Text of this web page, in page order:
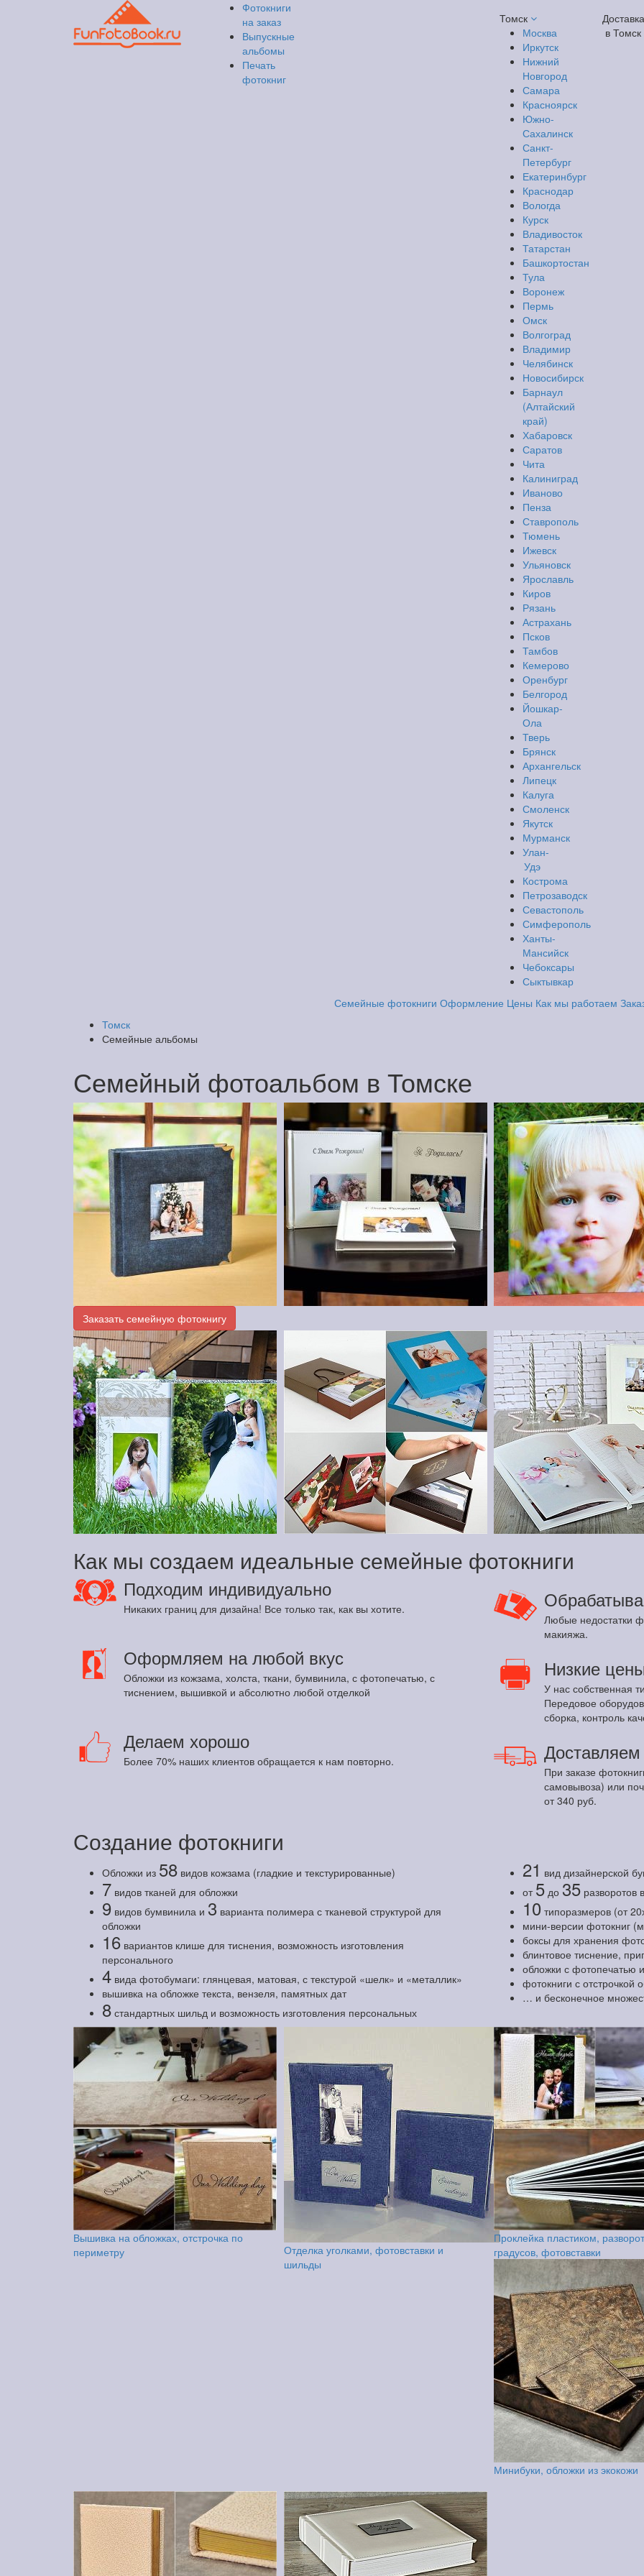
Фотокниги
на заказ
Выпускные
альбомы
Печать
фотокниг
Томск
Москва
Иркутск
Нижний
Новгород
Самара
Красноярск
Южно-
Сахалинск
Санкт-
Петербург
Екатеринбург
Краснодар
Вологда
Курск
Владивосток
Татарстан
Башкортостан
Тула
Воронеж
Пермь
Омск
Волгоград
Владимир
Челябинск
Новосибирск
Барнаул
(Алтайский
край)
Хабаровск
Саратов
Чита
Калиниград
Иваново
Пенза
Ставрополь
Тюмень
Ижевск
Ульяновск
Ярославль
Киров
Рязань
Астрахань
Псков
Тамбов
Кемерово
Оренбург
Белгород
Йошкар-
Ола
Тверь
Брянск
Архангельск
Липецк
Калуга
Смоленск
Якутск
Мурманск
Улан-
Удэ
Кострома
Петрозаводск
Севастополь
Симферополь
Ханты-
Мансийск
Чебоксары
Сыктывкар
Доставка
в Томск
Семейные фотокниги Оформление Цены Как мы работаем
Томск
Семейные альбомы
Семейный фотоальбом в Томске
Заказать семейную фотокнигу
Как мы создаем идеальные семейные фотокниги
Подходим индивидуально
Никаких границ для дизайна! Все только так, как вы хотите.
Любые недостатки
макияжа.
Оформляем на любой вкус
Обложки из кожзама, холста, ткани, бумвинила, с фотопечатью, с
тиснением, вышивкой и абсолютно любой отделкой
Низкие
У нас собственная
Передовое
сборка, контроль
Делаем хорошо
Более 70% наших клиентов обращается к нам повторно.
При заказе
самовывоза) или
от 340 руб.
Создание фотокниги
Обложки из 58 видов кожзама (гладкие и текстурированные)
7 видов тканей для обложки
9 видов бумвинила и 3 варианта полимера с тканевой структурой для
обложки
16 вариантов клише для тиснения, возможность изготовления
персонального
4 вида фотобумаги: глянцевая, матовая, с текстурой «шелк» и «металлик»
вышивка на обложке текста, вензеля, памятных дат
8 стандартных шильд и возможность изготовления персональных
21 вид дизайнерской
от 5 до 35 разворотов
10 типоразмеров (от
мини-версии фотокниг
боксы для хранения
блинтовое тиснение,
обложки с фотопечатью
фотокниги с отстрочкой
… и бесконечное
Вышивка на обложках, отстрочка по
периметру
Отделка уголками, фотовставки и
шильды
Проклейка пластиком,
градусов, фотовставки
Минибуки, обложки из экокожи